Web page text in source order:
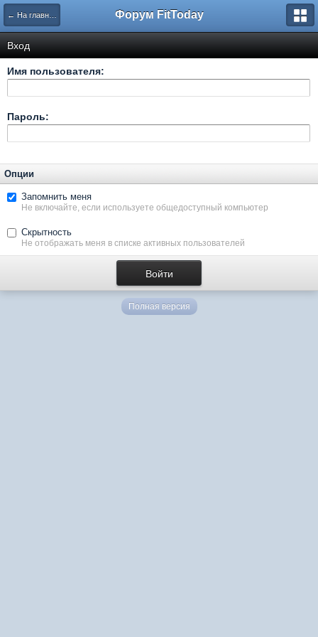
← На главную Форум FitToday
Вход
Имя пользователя:
Пароль:
Опции
Запомнить меня
Не включайте, если используете общедоступный компьютер
Скрытность
Не отображать меня в списке активных пользователей
Полная версия